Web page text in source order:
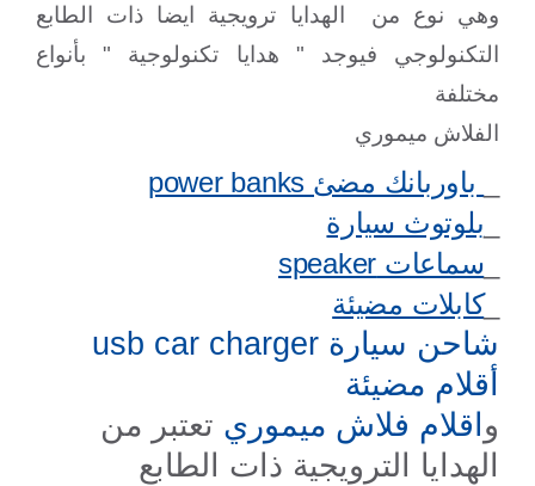
وهي نوع من الهدايا ترويجية ايضا ذات الطابع
التكنولوجي فيوجد " هدايا تكنولوجية " بأنواع
مختلفة
الفلاش ميموري
باوربانك مضئpower banks
بلوتوث سيارة
سماعات speaker
_كابلات مضيئة
شاحن سيارة usb car charger
أقلام مضيئة
و اقلام فلاش ميموري تعتبر من
الهدايا الترويجية ذات الطابع